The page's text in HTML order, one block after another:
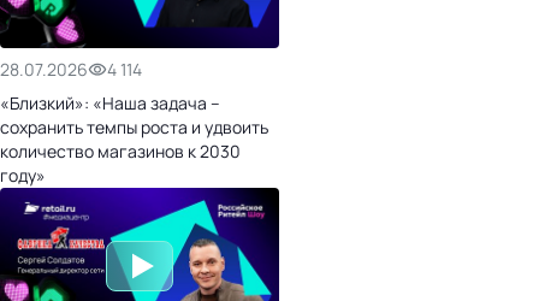
28.07.2026
4 114
«Близкий»: «Наша задача –
сохранить темпы роста и удвоить
количество магазинов к 2030
году»